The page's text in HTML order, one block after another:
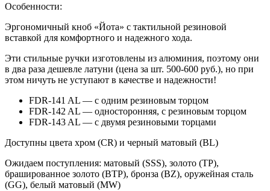
Особенности:
Эргономичный кноб «Йота» с тактильной резиновой
вставкой для комфортного и надежного хода.
Эти стильные ручки изготовлены из алюминия, поэтому они
в два раза дешевле латуни (цена за шт. 500-600 руб.), но при
этом ничуть не уступают в качестве и надежности!
FDR-141 AL — с одним резиновым торцом
FDR-142 AL — односторонняя, с резиновым торцом
FDR-143 AL — с двумя резиновыми торцами
Доступны цвета хром (CR) и черный матовый (BL)
Ожидаем поступления: матовый (SSS), золото (TP),
брашированное золото (BTP), бронза (BZ), оружейная сталь
(GG), белый матовый (MW)